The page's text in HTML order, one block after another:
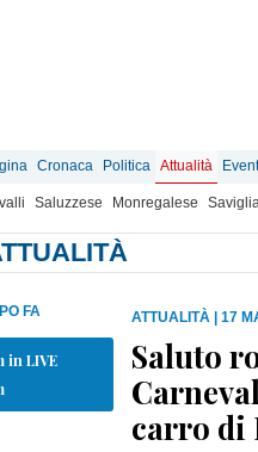
Cronaca Politica Attualità
Saluzzese Monregalese
FA
in LIVE
ATTUALITÀ 17
Saluto
carro di